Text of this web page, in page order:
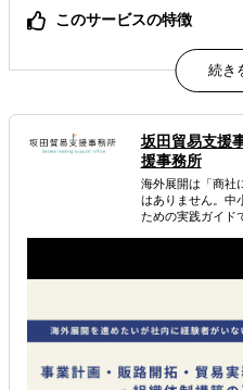
このサービスの特徴
ベトナム進出をお考えの
「わからないこと」「不
属するジャンル
海外進出コンサルティング
解決できる課題
坂田貿易支援
援事務所
海外展開は「商社
はありません。中
ための実践ガイド